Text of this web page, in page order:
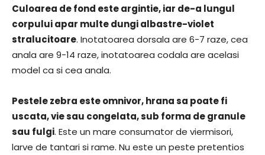
Culoarea de fond este argintie, iar de-a lungul
corpului apar multe dungi albastre-violet
stralucitoare. Inotatoarea dorsala are 6-7 raze, cea
anala are 9-14 raze, inotatoarea codala are acelasi
model ca si cea anala.
Pestele zebra este omnivor, hrana sa poate fi
uscata, vie sau congelata, sub forma de granule
sau fulgi. Este un mare consumator de viermisori,
larve de tantari si rame. Nu este un peste pretentios